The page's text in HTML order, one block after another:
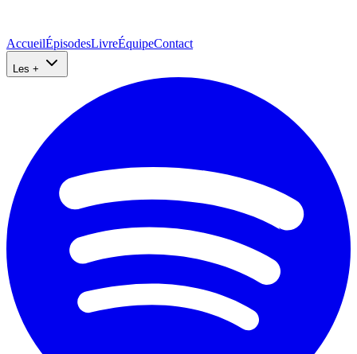
AccueilÉpisodesLivreÉquipeContact
Les +